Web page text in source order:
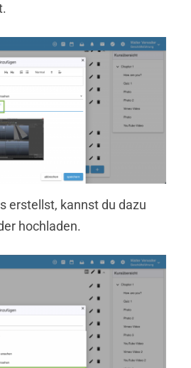
erstellst, kannst du dazu
hochladen.